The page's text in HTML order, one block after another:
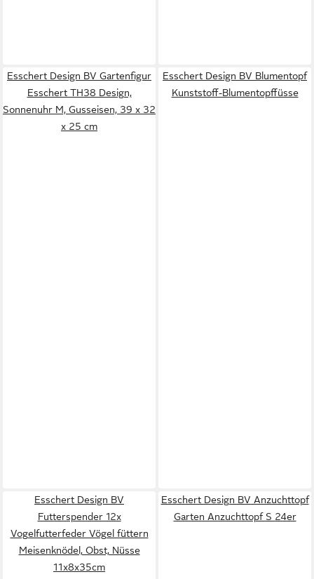
Esschert Design BV Gartenfigur
Esschert TH38 Design,
Sonnenuhr M, Gusseisen, 39 x 32
x 25 cm
Esschert Design BV Blumentopf
Kunststoff-Blumentopffüsse
Esschert Design BV
Futterspender 12x
Vogelfutterfeder Vögel füttern
Meisenknödel, Obst, Nüsse
11x8x35cm
Esschert Design BV Anzuchttopf
Garten Anzuchttopf S 24er